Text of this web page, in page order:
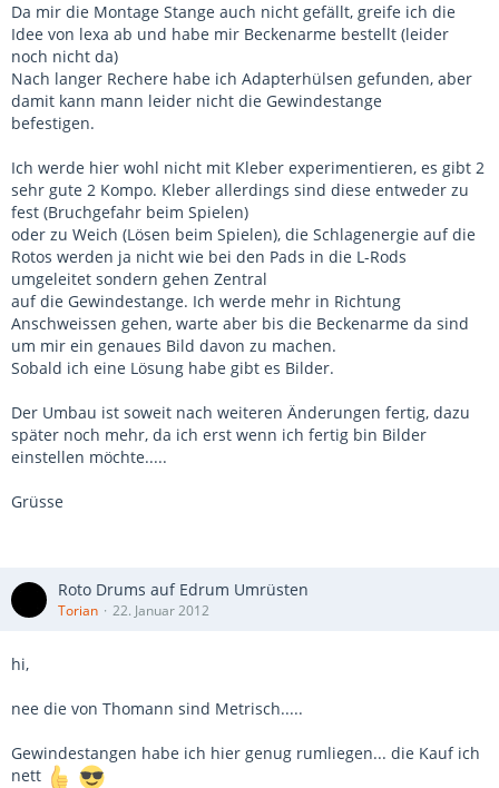
Da mir die Montage Stange auch nicht gefällt, greife ich die
Idee von lexa ab und habe mir Beckenarme bestellt (leider
noch nicht da)
Nach langer Rechere habe ich Adapterhülsen gefunden, aber
damit kann mann leider nicht die Gewindestange
befestigen.
Ich werde hier wohl nicht mit Kleber experimentieren, es gibt 2
sehr gute 2 Kompo. Kleber allerdings sind diese entweder zu
fest (Bruchgefahr beim Spielen)
oder zu Weich (Lösen beim Spielen), die Schlagenergie auf die
Rotos werden ja nicht wie bei den Pads in die L-Rods
umgeleitet sondern gehen Zentral
auf die Gewindestange. Ich werde mehr in Richtung
Anschweissen gehen, warte aber bis die Beckenarme da sind
um mir ein genaues Bild davon zu machen.
Sobald ich eine Lösung habe gibt es Bilder.
Der Umbau ist soweit nach weiteren Änderungen fertig, dazu
später noch mehr, da ich erst wenn ich fertig bin Bilder
einstellen möchte.....
Grüsse
Roto Drums auf Edrum Umrüsten
Torian 22. Januar 2012
hi,
nee die von Thomann sind Metrisch.....
Gewindestangen habe ich hier genug rumliegen... die Kauf ich
nett